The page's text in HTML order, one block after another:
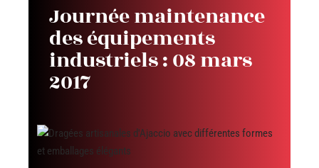
Journée maintenance
des équipements
industriels : 08 mars
2017